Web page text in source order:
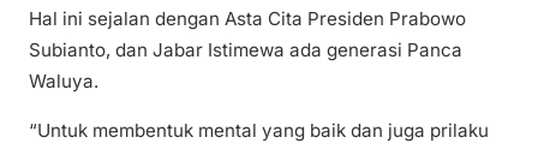
Hal ini sejalan dengan Asta Cita Presiden Prabowo
Subianto, dan Jabar Istimewa ada generasi Panca
Waluya.
“Untuk membentuk mental yang baik dan juga prilaku